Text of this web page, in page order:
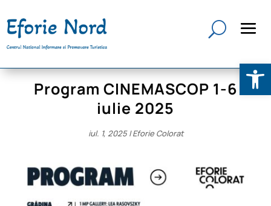
Program CINEMASCOP 1-6
iulie 2025
iul. 1, 2025|Eforie Colorat